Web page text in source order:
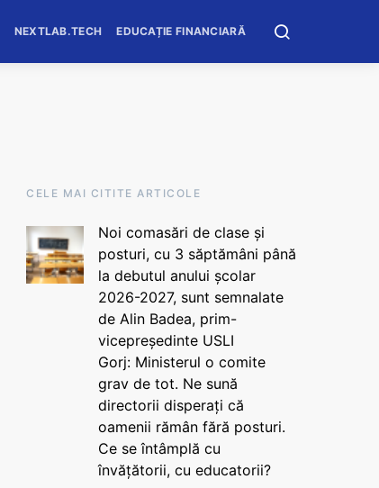
NEXTLAB.TECH EDUCAȚIE FINANCIARĂ
CELE MAI CITITE ARTICOLE
Noi comasări de clase și
posturi, cu 3 săptămâni până
la debutul anului școlar
2026-2027, sunt semnalate
de Alin Badea, prim-
vicepreședinte USLI
Gorj: Ministerul o comite
grav de tot. Ne sună
directorii disperați că
oamenii rămân fără posturi.
Ce se întâmplă cu
învățătorii, cu educatorii?